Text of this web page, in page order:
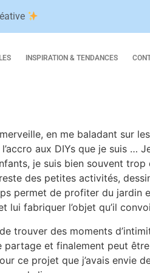
INSPIRATION & TENDANCES
en me baladant sur
aux DIYs que je suis …
je suis bien souvent
des petites activités,
permet de profiter du jardin
lui fabriquer l’objet qu’il
trouver des moments
et finalement peut
ce projet que j’avais envie